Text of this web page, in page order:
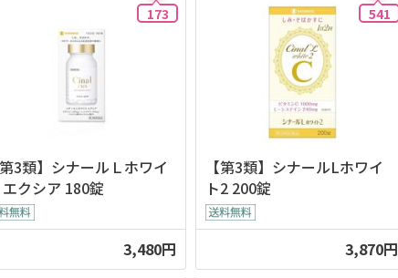
173
第3類】シナールＬホワイ
エクシア 180錠
3,480円
541
【第3類】シナールLホワイ
ト2 200錠
3,870円